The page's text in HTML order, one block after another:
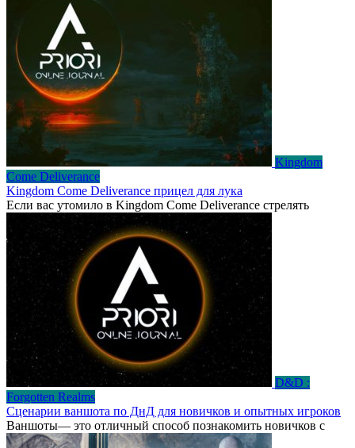
Kingdom
Come Deliverance
Kingdom Come Deliverance прицел для лука
Если вас утомило в Kingdom Come Deliverance стрелять
D&D :
Forgotten Realms
Сценарии ваншота по ДнД для новичков и опытных игроков
Ваншоты— это отличный способ познакомить новичков с